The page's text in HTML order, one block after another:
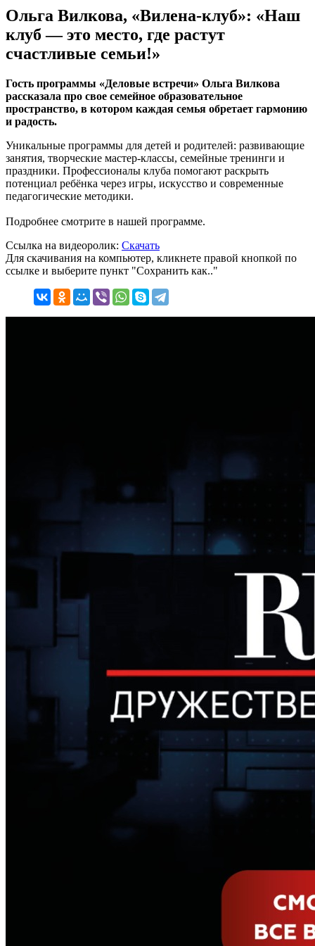
Ольга Вилкова, «Вилена-клуб»: «Наш
клуб — это место, где растут
счастливые семьи!»
Гость программы «Деловые встречи» Ольга Вилкова
рассказала про свое семейное образовательное
пространство, в котором каждая семья обретает гармонию
и радость.
Уникальные программы для детей и родителей: развивающие
занятия, творческие мастер-классы, семейные тренинги и
праздники. Профессионалы клуба помогают раскрыть
потенциал ребёнка через игры, искусство и современные
педагогические методики.
Подробнее смотрите в нашей программе.
Ссылка на видеоролик: Скачать
Для скачивания на компьютер, кликнете правой кнопкой по
ссылке и выберите пункт "Сохранить как.."